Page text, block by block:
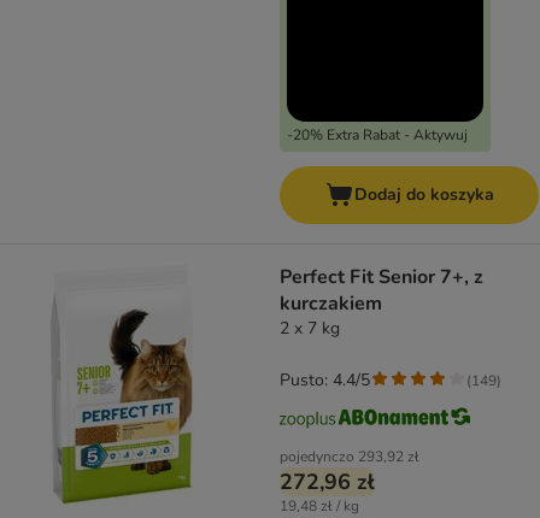
-20% Extra Rabat - Aktywuj
Dodaj do koszyka
Perfect Fit Senior 7+, z
kurczakiem
2 x 7 kg
pojedynczo 293,92 zł
272,96 zł
19,48 zł / kg
Pusto: 4.4/5 (149)